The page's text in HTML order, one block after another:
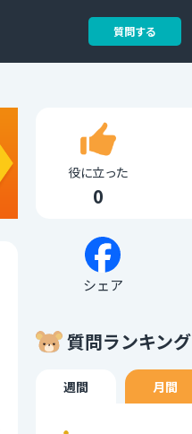
質問する
役に立った
0
シェア
質問ランキング
週間 月間